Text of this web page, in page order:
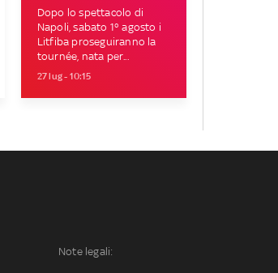
Dopo lo spettacolo di
Napoli, sabato 1° agosto i
Litfiba proseguiranno la
tournée, nata per...
27 lug - 10:15
Note legali: